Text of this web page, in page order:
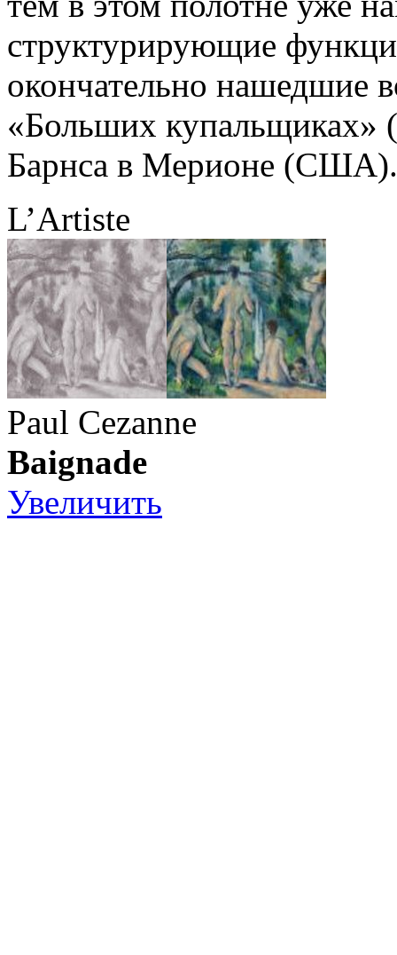
структурирующие
окончательно нашедшие
«Больших купальщиках»
Барнса в Мерионе (США).
L’Artiste
Paul Cezanne
Baignade
Увеличить